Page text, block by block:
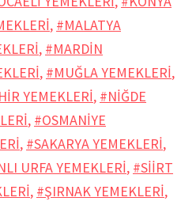
, #MALATYA
, #MARDİN
, #MUĞLA YEMEKLERİ,
YEMEKLERİ, #NİĞDE
, #OSMANİYE
, #SAKARYA YEMEKLERİ,
URFA YEMEKLERİ, #SİİRT
, #ŞIRNAK YEMEKLERİ,